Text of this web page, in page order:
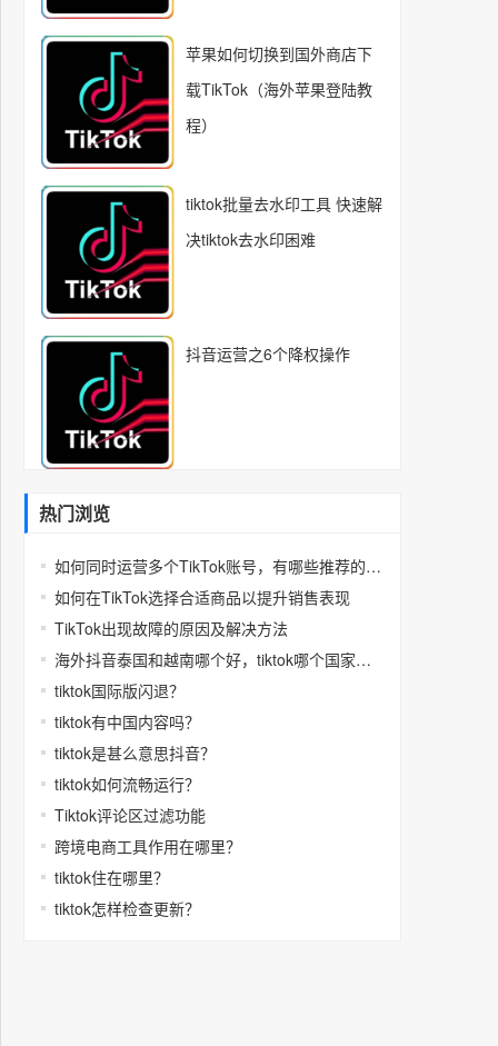
苹果如何切换到国外商店下
载TikTok（海外苹果登陆教
程）
tiktok批量去水印工具 快速解
决tiktok去水印困难
抖音运营之6个降权操作
热门浏览
如何同时运营多个TikTok账号，有哪些推荐的多开工具
如何在TikTok选择合适商品以提升销售表现
TikTok出现故障的原因及解决方法
海外抖音泰国和越南哪个好，tiktok哪个国家福利多
tiktok国际版闪退？
tiktok有中国内容吗？
tiktok是甚么意思抖音？
tiktok如何流畅运行？
Tiktok评论区过滤功能
跨境电商工具作用在哪里？
tiktok住在哪里？
tiktok怎样检查更新？